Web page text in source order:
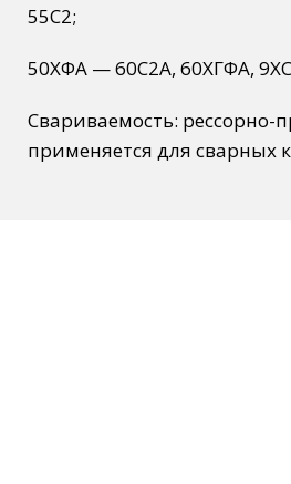
55С2;
50ХФА — 60С2А, 60ХГФА,
Свариваемость: рессорно-
применяется для сварных